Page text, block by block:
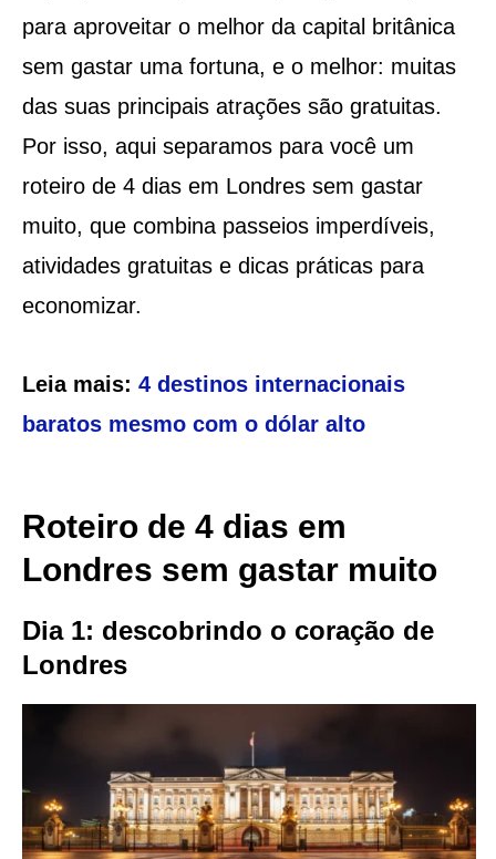
para aproveitar o melhor da capital britânica
sem gastar uma fortuna, e o melhor: muitas
das suas principais atrações são gratuitas.
Por isso, aqui separamos para você um
roteiro de 4 dias em Londres sem gastar
muito, que combina passeios imperdíveis,
atividades gratuitas e dicas práticas para
economizar.
Leia mais: 4 destinos internacionais
baratos mesmo com o dólar alto
Roteiro de 4 dias em
Londres sem gastar muito
Dia 1: descobrindo o coração de
Londres